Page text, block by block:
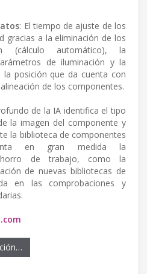
: El tiempo de ajuste de los
gracias a la eliminación de los
(cálculo automático), la
de iluminación y la
posición que da cuenta con
de los componentes.
de la IA identifica el tipo
la imagen del componente y
la biblioteca de componentes
en gran medida la
de trabajo, como la
de nuevas bibliotecas de
en las comprobaciones y